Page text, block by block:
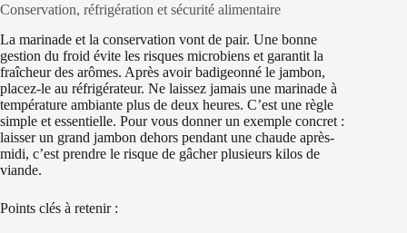
Conservation, réfrigération et sécurité alimentaire
La marinade et la conservation vont de pair. Une bonne
gestion du froid évite les risques microbiens et garantit la
fraîcheur des arômes. Après avoir badigeonné le jambon,
placez-le au réfrigérateur. Ne laissez jamais une marinade à
température ambiante plus de deux heures. C’est une règle
simple et essentielle. Pour vous donner un exemple concret :
laisser un grand jambon dehors pendant une chaude après-
midi, c’est prendre le risque de gâcher plusieurs kilos de
viande.
Points clés à retenir :